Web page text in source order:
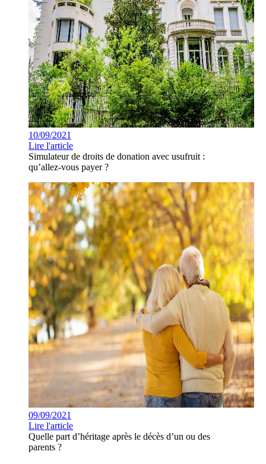
10/09/2021
Lire l'article
Simulateur de droits de donation avec usufruit :
qu’allez-vous payer ?
09/09/2021
Lire l'article
Quelle part d’héritage après le décès d’un ou des
parents ?